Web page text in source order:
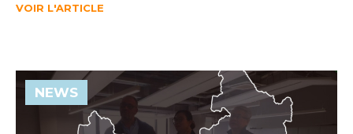
VOIR L'ARTICLE
NEWS